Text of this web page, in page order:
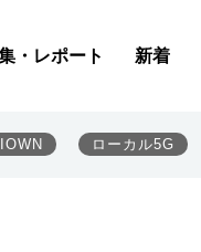
・レポート 新着
IOWN ローカル5G